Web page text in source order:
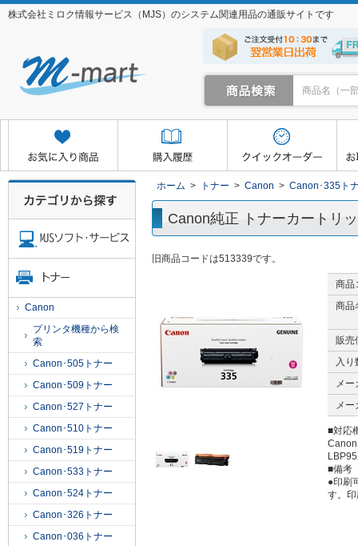
株式会社ミロク情報サービス（MJS）のシステム関連用品の通販サイトです
お取り寄せサービス マイページ
ホーム > トナー > Canon > Canon･335ト
Canon純正 トナーカートリ
旧商品コードは513339です。
商品
商品
販売
入り
メー
メー
■対応
■備考
●印刷
す。
Canon
プリンタ機種から検
索
Canon･505トナー
Canon･509トナー
Canon･527トナー
Canon･510トナー
Canon･519トナー
Canon･533トナー
Canon･524トナー
Canon･326トナー
Canon･036トナー